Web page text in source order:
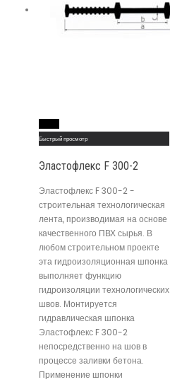
Быстрый просмотр
Эластофлекс F 300-2
Эластофлекс F 300-2 -
строительная технологическая
лента, производимая на основе
качественного ПВХ сырья. В
любом строительном проекте
эта гидроизоляционная шпонка
выполняет функцию
гидроизоляции технологических
швов. Монтируется
гидравлическая шпонка
Эластофлекс F 300-2
непосредственно на шов в
процессе заливки бетона.
Применение шпонки